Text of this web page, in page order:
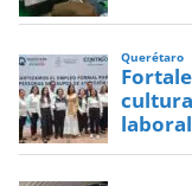
Querétaro
laboral